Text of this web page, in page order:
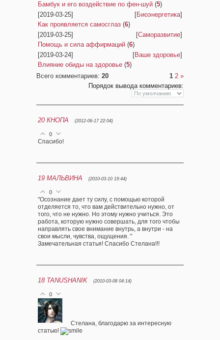
Бамбук и его воздействие по фен-шуй (5)
[2019-03-25]
[Биоэнергетика]
Как проявляется самосглаз (6)
[2019-03-25]
[Саморазвитие]
Помощь и сила аффирмаций (6)
[2019-03-24]
[Ваше здоровье]
Влияние обиды на здоровье (5)
Всего комментариев: 20 1 2 »
Порядок вывода комментариев:
20 КНОПА (2012-06-17 22:04)
0
Спасибо!
19 МАЛЬВИНА (2010-03-10 19:44)
0
"Осознание дает ту силу, с помощью которой
отделяется то, что вам действительно нужно, от
того, что не нужно. Но этому нужно учиться. Это
работа, которую нужно совершать, для того чтобы
направлять свое внимание внутрь, а внутри - на
свои мысли, чувства, ощущения. "
Замечательная статья! Спасибо Стелана!!!
18 TANUSHANIK (2010-03-08 04:14)
0
Стелана, благодарю за интересную
статью!